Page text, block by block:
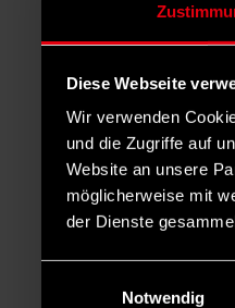
Diese Webseite
Wir verwenden
und die Zugriffe auf
Website an unsere
möglicherweise mit
der Dienste
Notwendig